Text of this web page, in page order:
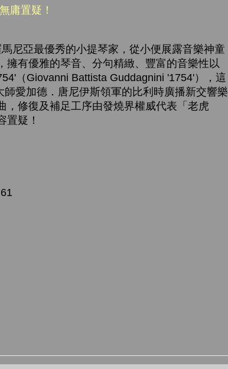
庸置疑！
尼亞最優秀的小提琴家，從小便展露音樂神童
有優雅的琴音、分句精緻、豐富的音樂性以
（Giovanni Battista Guddagnini '1754'），這
愛加德．唐尼伊斯領軍的比利時廣播新交響樂
，修復及補足工序由發燒界權威代表「老虎
置疑！